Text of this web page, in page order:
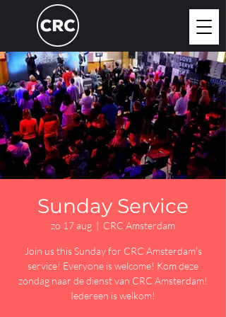
Sunday Service
zo 17 aug
  |
CRC Amsterdam
Join us this Sunday for CRC Amsterdam's
service! Everyone is welcome! Kom deze
zondag naar de dienst van CRC Amsterdam!
Iedereen is welkom!